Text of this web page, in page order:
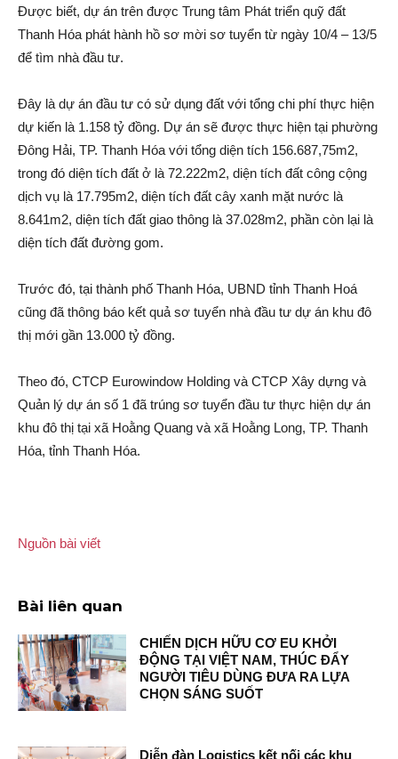
Được biết, dự á‌n trên được Trung tâm Phát triển quỹ đất
Thanh Hóa phát hành hồ sơ mời sơ tuyển từ ngày 10/4 – 13/5
để tìm nhà đầu tư.
Đây là dự á‌n đầu tư có sử dụng đất với tổng chi phí thực hiện
dự kiến là 1.158 tỷ đồng. Dự á‌n sẽ được thực hiện tại phường
Đông Hải, TP. Thanh Hóa với tổng diện tích 156.687,75m2,
trong đó diện tích đất ở là 72.222m2, diện tích đất công cộng
dịc‌h vụ là 17.795m2, diện tích đất cây xanh mặt nước là
8.641m2, diện tích đất giao thông là 37.028m2, phần còn lại là
diện tích đất đường gom.
Trước đó, tại thành phố Thanh Hóa, UBND tỉnh Thanh Hoá
cũng đã thông báo kết quả sơ tuyển nhà đầu tư dự á‌n khu đô
thị mới gần 13.000 tỷ đồng.
Theo đó, CTCP Eurowindow Holding và CTCP Xây dựng và
Quản lý dự á‌n số 1 đã trúng sơ tuyển đầu tư thực hiện dự á‌n
khu đô thị tại xã Hoằng Quang và xã Hoằng Long, TP. Thanh
Hóa, tỉnh Thanh Hóa.
Nguồn bài viết
Bài liên quan
CHIẾN DỊCH HỮU CƠ EU KHỞI
ĐỘNG TẠI VIỆT NAM, THÚC ĐẨY
NGƯỜI TIÊU DÙNG ĐƯA RA LỰA
CHỌN SÁNG SUỐT
Diễn đàn Logistics kết nối các khu